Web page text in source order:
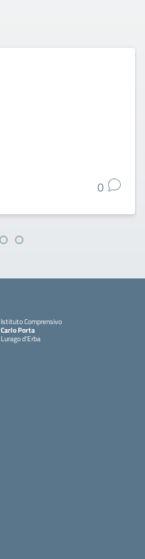
0
Istituto Comprensivo
Carlo Porta
Lurago d'Erba
— Visita la pagina iniziale della scuola